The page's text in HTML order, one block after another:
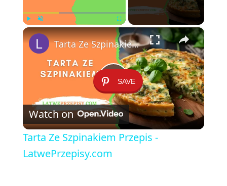
×
SAVE
P
l
Tarta Ze Szpinakiem Przepis - LatwePrzepisy.com
Watch on
Tarta Ze Szpinakiem Przepis -
LatwePrzepisy.com